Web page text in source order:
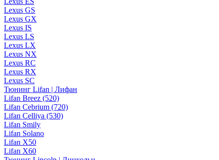
Lexus GS
Lexus GX
Lexus IS
Lexus LS
Lexus LX
Lexus NX
Lexus RC
Lexus RX
Lexus SC
Тюнинг Lifan | Лифан
Lifan Breez (520)
Lifan Cebrium (720)
Lifan Celliya (530)
Lifan Smily
Lifan Solano
Lifan X50
Lifan X60